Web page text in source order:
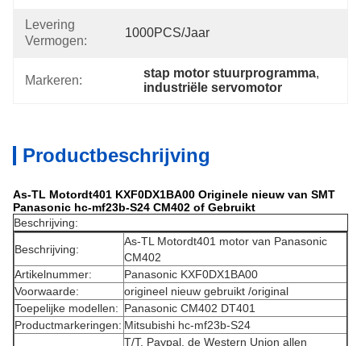
Levering
Vermogen:
1000PCS/jaar
Markeren:
stap motor stuurprogramma,
industriële servomotor
Productbeschrijving
As-TL Motordt401 KXF0DX1BA00 Originele nieuw van SMT
Panasonic hc-mf23b-S24 CM402 of Gebruikt
Beschrijving:
Beschrijving:
As-TL Motordt401 motor van Panasonic
CM402
Artikelnummer:
Panasonic KXF0DX1BA00
Voorwaarde:
origineel nieuw gebruikt /original
Toepelijke modellen: Panasonic CM402 DT401
Productmarkeringen: Mitsubishi hc-mf23b-S24
T/T, Paypal, de Western Union allen